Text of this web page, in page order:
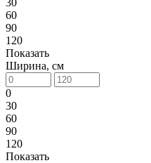
30
60
90
120
Показать
Ширина, см
0
30
60
90
120
Показать